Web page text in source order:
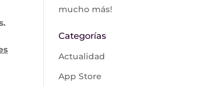
mucho más!
Categorías
Actualidad
App Store